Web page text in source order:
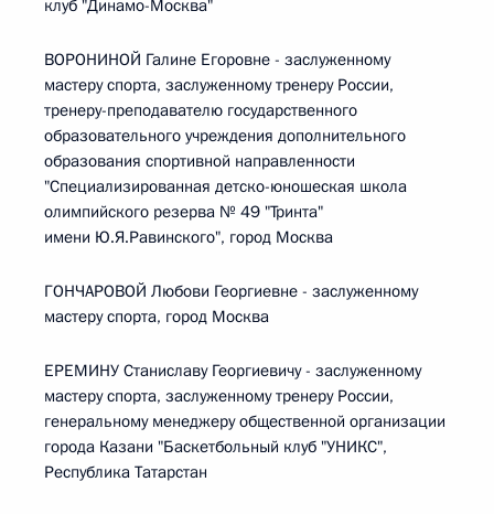
клуб "Динамо-Москва"
ВОРОНИНОЙ Галине Егоровне - заслуженному
мастеру спорта, заслуженному тренеру России,
тренеру-преподавателю государственного
образовательного учреждения дополнительного
образования спортивной направленности
"Специализированная детско-юношеская школа
олимпийского резерва № 49 "Тринта"
имени Ю.Я.Равинского", город Москва
ГОНЧАРОВОЙ Любови Георгиевне - заслуженному
мастеру спорта, город Москва
ЕРЕМИНУ Станиславу Георгиевичу - заслуженному
мастеру спорта, заслуженному тренеру России,
генеральному менеджеру общественной организации
города Казани "Баскетбольный клуб "УНИКС",
Республика Татарстан